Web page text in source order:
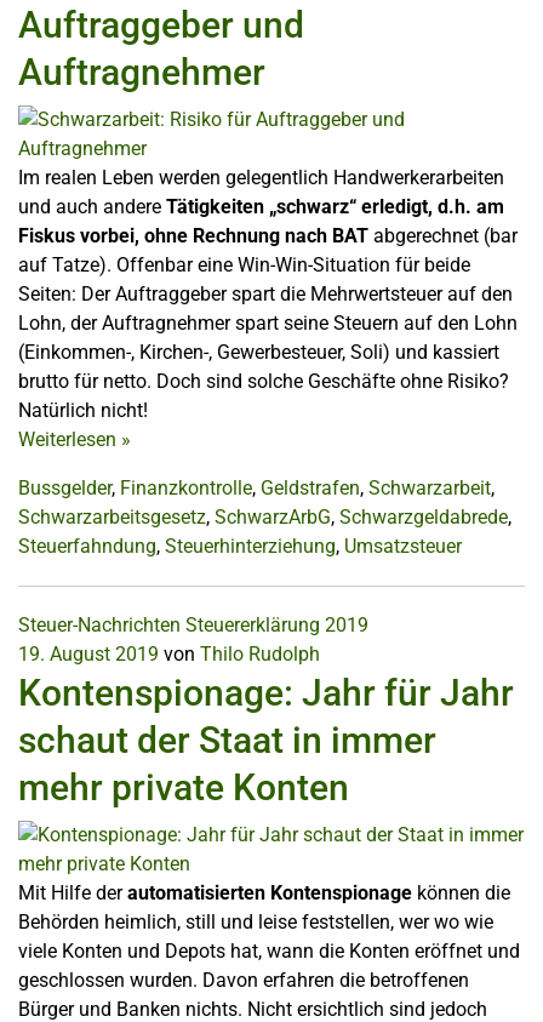
Auftraggeber und
Auftragnehmer
Im realen Leben werden gelegentlich Handwerkerarbeiten
und auch andere Tätigkeiten „schwarz“ erledigt, d.h. am
Fiskus vorbei, ohne Rechnung nach BAT abgerechnet (bar
auf Tatze). Offenbar eine Win-Win-Situation für beide
Seiten: Der Auftraggeber spart die Mehrwertsteuer auf den
Lohn, der Auftragnehmer spart seine Steuern auf den Lohn
(Einkommen-, Kirchen-, Gewerbesteuer, Soli) und kassiert
brutto für netto. Doch sind solche Geschäfte ohne Risiko?
Natürlich nicht!
Weiterlesen »
Bussgelder, Finanzkontrolle, Geldstrafen, Schwarzarbeit,
Schwarzarbeitsgesetz, SchwarzArbG, Schwarzgeldabrede,
Steuerfahndung, Steuerhinterziehung, Umsatzsteuer
Steuer-Nachrichten Steuererklärung 2019
19. August 2019 von Thilo Rudolph
Kontenspionage: Jahr für Jahr
schaut der Staat in immer
mehr private Konten
Mit Hilfe derautomatisierten Kontenspionage können die
Behörden heimlich, still und leise feststellen, wer wo wie
viele Konten und Depots hat, wann die Konten eröffnet und
geschlossen wurden. Davon erfahren die betroffenen
Bürger und Banken nichts. Nicht ersichtlich sind jedoch